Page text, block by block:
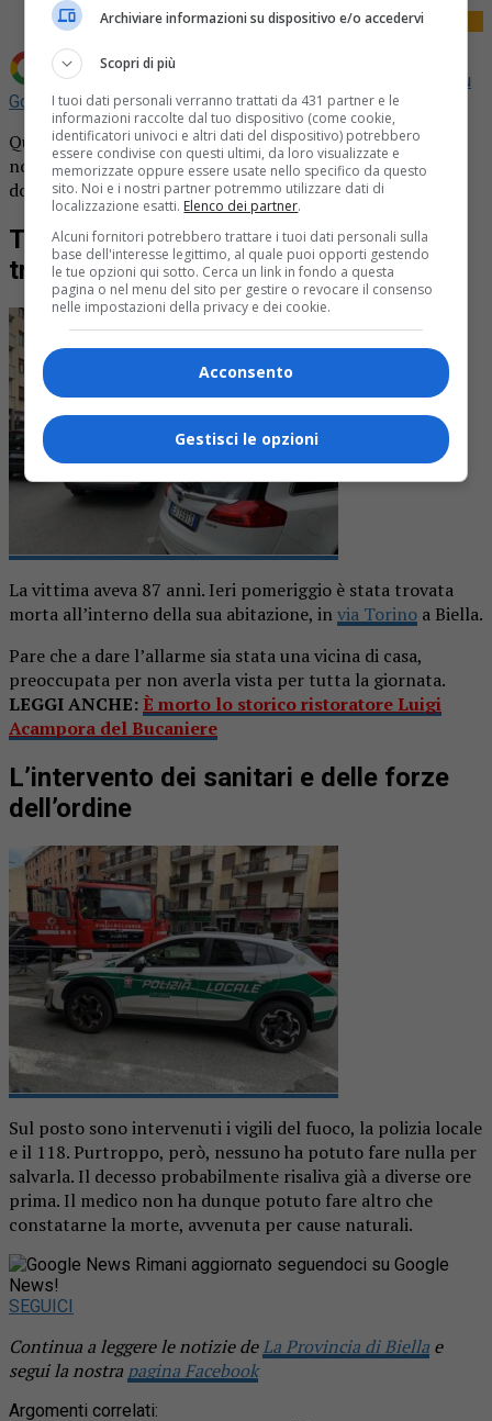
Aggiungi La Provincia di Biella come
Fonte preferita su
Google
Quando i soccorritori sono entrati in casa sua purtroppo
non c’era più niente da fare. Tragedia in via Torino, una
donna è stata trovata senza vita.
Tragedia in via Torino, una pensionata
trovata morta in casa
La vittima aveva 87 anni. Ieri pomeriggio è stata trovata
morta all’interno della sua abitazione, invia Torino a Biella.
Pare che a dare l’allarme sia stata una vicina di casa,
preoccupata per non averla vista per tutta la giornata.
LEGGI ANCHE: È morto lo storico ristoratore Luigi
Acampora del Bucaniere
L’intervento dei sanitari e delle forze
dell’ordine
Sul posto sono intervenuti i vigili del fuoco, la polizia locale
e il 118. Purtroppo, però, nessuno ha potuto fare nulla per
salvarla. Il decesso probabilmente risaliva già a diverse ore
prima. Il medico non ha dunque potuto fare altro che
constatarne la morte, avvenuta per cause naturali.
Rimani aggiornato seguendoci su Google
News!
SEGUICI
Continua a leggere le notizie deLa Provincia di Biella e
segui la nostra pagina Facebook
Argomenti correlati:
Archiviare informazioni su dispositivo e/o accedervi
Scopri di più
I tuoi dati personali verranno trattati da 431 partner e le
informazioni raccolte dal tuo dispositivo (come cookie,
identificatori univoci e altri dati del dispositivo) potrebbero
essere condivise con questi ultimi, da loro visualizzate e
memorizzate oppure essere usate nello specifico da questo
sito. Noi e i nostri partner potremmo utilizzare dati di
localizzazione esatti. Elenco dei partner.
Alcuni fornitori potrebbero trattare i tuoi dati personali sulla
base dell'interesse legittimo, al quale puoi opporti gestendo
le tue opzioni qui sotto. Cerca un link in fondo a questa
pagina o nel menu del sito per gestire o revocare il consenso
nelle impostazioni della privacy e dei cookie.
Acconsento
Gestisci le opzioni